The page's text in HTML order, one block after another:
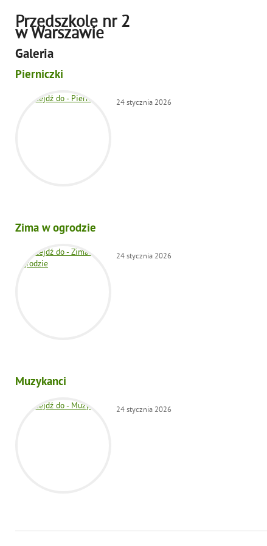
Przedszkole nr 2
w Warszawie
Galeria
Pierniczki
24 stycznia 2026
Zima w ogrodzie
24 stycznia 2026
Muzykanci
24 stycznia 2026